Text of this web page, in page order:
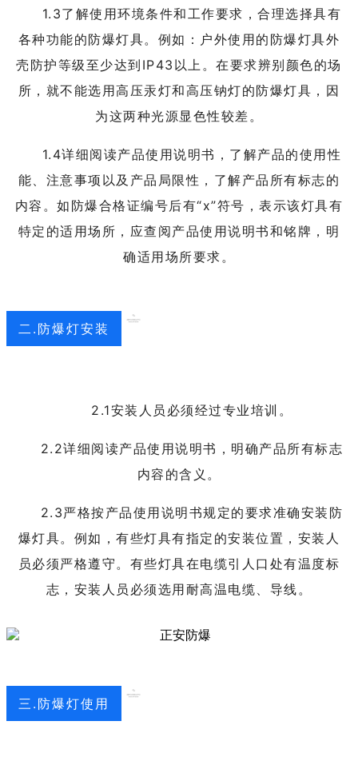
1.3了解使用环境条件和工作要求，合理选择具有
各种功能的防爆灯具。例如：户外使用的防爆灯具外
壳防护等级至少达到IP43以上。在要求辨别颜色的场
所，就不能选用高压汞灯和高压钠灯的防爆灯具，因
为这两种光源显色性较差。
1.4详细阅读产品使用说明书，了解产品的使用性
能、注意事项以及产品局限性，了解产品所有标志的
内容。如防爆合格证编号后有“x”符号，表示该灯具有
特定的适用场所，应查阅产品使用说明书和铭牌，明
确适用场所要求。
二.防爆灯安装
2.1安装人员必须经过专业培训。
2.2详细阅读产品使用说明书，明确产品所有标志
内容的含义。
2.3严格按产品使用说明书规定的要求准确安装防
爆灯具。例如，有些灯具有指定的安装位置，安装人
员必须严格遵守。有些灯具在电缆引人口处有温度标
志，安装人员必须选用耐高温电缆、导线。
三.防爆灯使用